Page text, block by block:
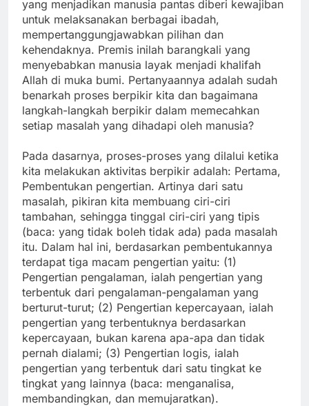
yang menjadikan manusia pantas diberi kewajiban
untuk melaksanakan berbagai ibadah,
mempertanggungjawabkan pilihan dan
kehendaknya. Premis inilah barangkali yang
menyebabkan manusia layak menjadi khalifah
Allah di muka bumi. Pertanyaannya adalah sudah
benarkah proses berpikir kita dan bagaimana
langkah-langkah berpikir dalam memecahkan
setiap masalah yang dihadapi oleh manusia?
Pada dasarnya, proses-proses yang dilalui ketika
kita melakukan aktivitas berpikir adalah: Pertama,
Pembentukan pengertian. Artinya dari satu
masalah, pikiran kita membuang ciri-ciri
tambahan, sehingga tinggal ciri-ciri yang tipis
(baca: yang tidak boleh tidak ada) pada masalah
itu. Dalam hal ini, berdasarkan pembentukannya
terdapat tiga macam pengertian yaitu: (1)
Pengertian pengalaman, ialah pengertian yang
terbentuk dari pengalaman-pengalaman yang
berturut-turut; (2) Pengertian kepercayaan, ialah
pengertian yang terbentuknya berdasarkan
kepercayaan, bukan karena apa-apa dan tidak
pernah dialami; (3) Pengertian logis, ialah
pengertian yang terbentuk dari satu tingkat ke
tingkat yang lainnya (baca: menganalisa,
membandingkan, dan memujaratkan).